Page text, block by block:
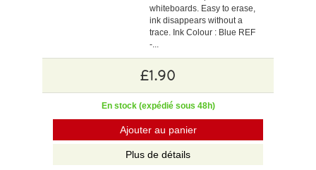
whiteboards. Easy to erase,
ink disappears without a
trace. Ink Colour : Blue REF
-...
£1.90
En stock (expédié sous 48h)
Ajouter au panier
Plus de détails